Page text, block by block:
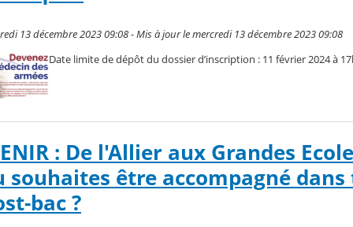
13 décembre 2023 09:08 - Mis à jour le mercredi 13 décembre 2023 09:08
Date limite de dépôt du dossier d’inscription : 11 février 2024 à
: De l'Allier aux Grandes
souhaites être accompagné dans
bac ?